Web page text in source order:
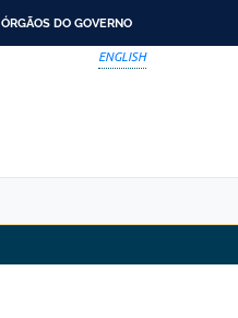
ÓRGÃOS DO GOVERNO
ENGLISH